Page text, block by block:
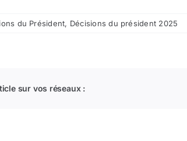
du Président, Décisions du président 2025
sur vos réseaux :